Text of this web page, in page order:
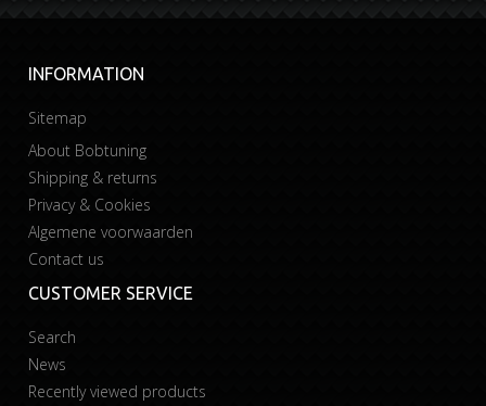
INFORMATION
Sitemap
About Bobtuning
Shipping & returns
Privacy & Cookies
Algemene voorwaarden
Contact us
CUSTOMER SERVICE
Search
News
Recently viewed products